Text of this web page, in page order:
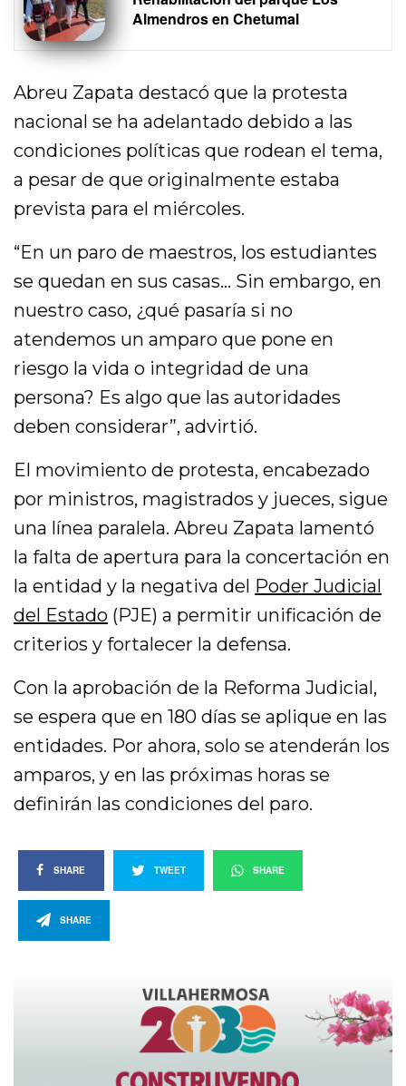
Almendros en Chetumal
Abreu Zapata destacó que la protesta
nacional se ha adelantado debido a las
condiciones políticas que rodean el tema,
a pesar de que originalmente estaba
prevista para el miércoles.
“En un paro de maestros, los estudiantes
se quedan en sus casas… Sin embargo, en
nuestro caso, ¿qué pasaría si no
atendemos un amparo que pone en
riesgo la vida o integridad de una
persona? Es algo que las autoridades
deben considerar”, advirtió.
El movimiento de protesta, encabezado
por ministros, magistrados y jueces, sigue
una línea paralela. Abreu Zapata lamentó
la falta de apertura para la concertación en
la entidad y la negativa del Poder Judicial
del Estado (PJE) a permitir unificación de
criterios y fortalecer la defensa.
Con la aprobación de la Reforma Judicial,
se espera que en 180 días se aplique en las
entidades. Por ahora, solo se atenderán los
amparos, y en las próximas horas se
definirán las condiciones del paro.
SHARE TWEET SHARE
SHARE